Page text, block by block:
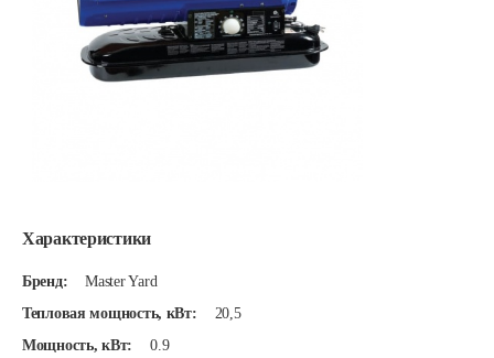
Характеристики
Бренд:
Master Yard
Тепловая мощность, кВт:
20,5
Мощность, кВт:
0.9